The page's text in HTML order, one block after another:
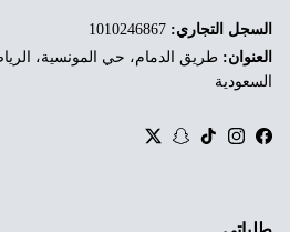
السجل التجاري:
العنوان:
السعودية
Facebook
Instagram
TikTok
Snapchat
Twitter